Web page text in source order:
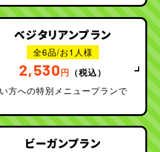
ベジタリアンプラン
全6品/お1人様
2,530円 （税込）
方への特別メニュープランで
ビーガンプラン